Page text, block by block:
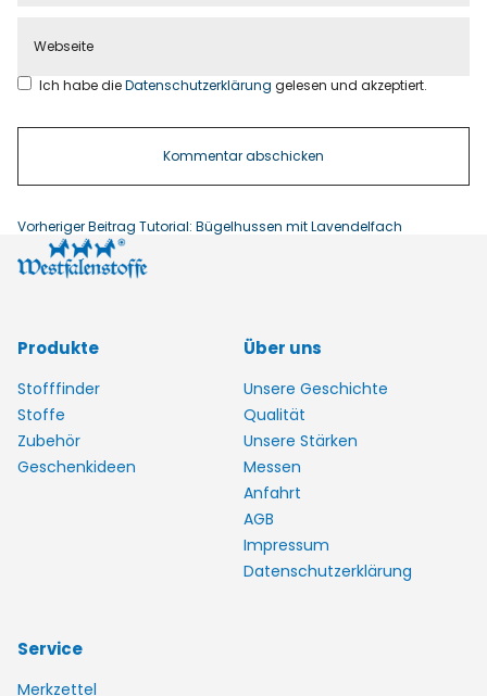
Ich habe dieDatenschutzerklärunggelesen und akzeptiert.
Vorheriger Beitrag Tutorial: Bügelhussen mit Lavendelfach
Produkte
Stofffinder
Stoffe
Zubehör
Geschenkideen
Über uns
Unsere Geschichte
Qualität
Unsere Stärken
Messen
Anfahrt
AGB
Impressum
Datenschutzerklärung
Service
Merkzettel